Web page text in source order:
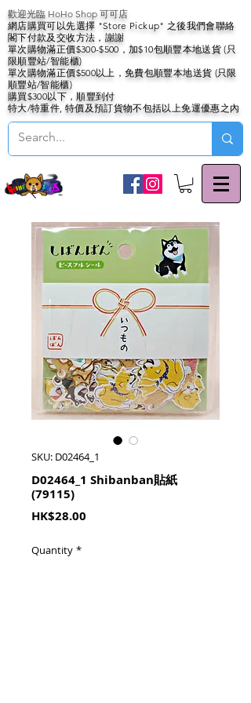
歡迎光臨 HoHo Shop 可可店
網店購買可以先選擇 "Store Pickup" 之後我們會聯絡
閣下付款及交收方法，謝謝
單次購物滿正價$300-$500，加$10包順豐本地送貨 (只
限順豐站/智能櫃)
單次購物滿正價$500以上，免費包順豐本地送貨 (只限
順豐站/智能櫃)
購買$300以下，順豐到付
特大/特重件, 特價及預訂貨物不包括以上免運優惠之內
SKU: D02464_1
D02464_1 Shibanban貼紙
(79115)
HK$28.00
Quantity *